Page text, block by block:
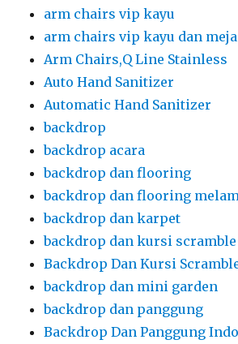
arm chairs vip kayu
arm chairs vip kayu dan
Arm Chairs,Q Line Stainless
Auto Hand Sanitizer
Automatic Hand Sanitizer
backdrop
backdrop acara
backdrop dan flooring
backdrop dan flooring
backdrop dan karpet
backdrop dan kursi scramble
Backdrop Dan Kursi
backdrop dan mini garden
backdrop dan panggung
Backdrop Dan Panggung